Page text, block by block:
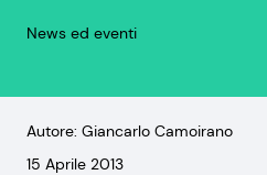
News ed eventi
Autore: Giancarlo Camoirano
15 Aprile 2013